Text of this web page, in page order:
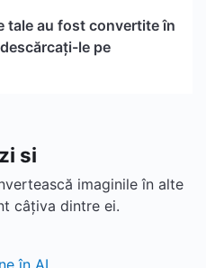
tale au fost convertite în
le pe
si
imaginile în alte
câțiva dintre ei.
în AI